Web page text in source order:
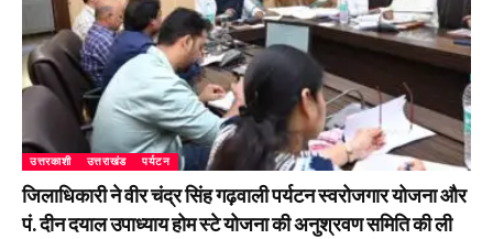
उत्तरकाशी उत्तराखंड पर्यटन
जिलाधिकारी ने वीर चंद्र सिंह गढ़वाली पर्यटन स्वरोजगार योजना और
पं. दीन दयाल उपाध्याय होम स्टे योजना की अनुश्रवण समिति की ली